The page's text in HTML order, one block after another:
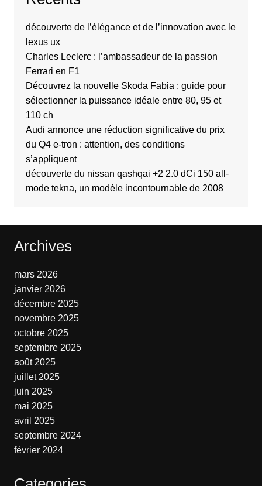
découverte de l’élégance et de l’innovation avec le
lexus ux
Charles Leclerc : l’ambassadeur de la passion
Ferrari en F1
Découvrez la nouvelle Skoda Fabia : guide pour
sélectionner la puissance idéale entre 80, 95 et
110 ch
Audi annonce une réduction significative du prix
du Q4 e-tron : attention, des conditions
s’appliquent
découverte du nissan qashqai +2 2.0 dCi 150 all-
mode tekna, un modèle incontournable de 2008
Archives
mars 2026
janvier 2026
décembre 2025
novembre 2025
octobre 2025
septembre 2025
août 2025
juillet 2025
juin 2025
mai 2025
avril 2025
septembre 2024
février 2024